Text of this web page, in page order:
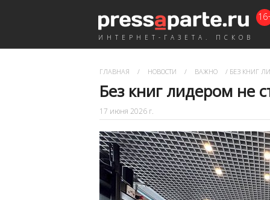
ИНТЕРНЕТ-ГАЗЕТА. ПСКОВ
ГЛАВНАЯ / НОВОСТИ / ВАЖНО / БЕЗ КНИГ
Без книг лидером не
17 июня 2026 г.